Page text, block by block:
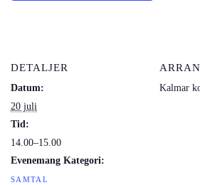
DETALJER
Datum:
20 juli
Tid:
14.00–15.00
Evenemang Kategori:
SAMTAL
Kalmar